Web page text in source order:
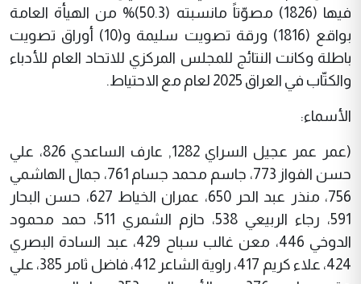
فيها (1826) مصوّتاً مانسبته (50.3)% من الهيأة العامة
بواقع (1816) ورقة تصويت سليمة و(10) أوراق تصويت
باطلة وكانت النتائج للمجلس المركزي للاتحاد العام للأدباء
والكتّاب في العراق 2025 لعام مع الاحتياط.
الأسماء:
(عمر عمر عجيل السراي 1282, عارف الساعدي 826، علي
حسن الفواز 773، جاسم محمد جسام 761، جمال الهاشمي
756، منذر عبد الحر 650، عمران الخياط 627، حسن البحار
591، رجاء الربيعي 538، حازم الشمري 511، حمد محمود
الدوخي 446، معن غالب سباح 429، عبد السادة البصري
424، علاء كريم 417، راوية الشاعر 412، فاضل ثامر 385، علي